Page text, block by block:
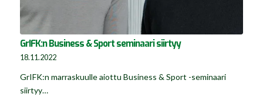
GrIFK:n Business & Sport seminaari siirtyy
18.11.2022
GrIFK:n marraskuulle aiottu Business & Sport -seminaari
siirtyy…